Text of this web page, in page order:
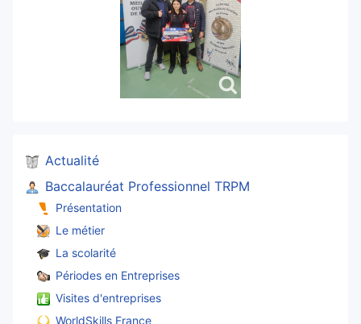
Actualité
Baccalauréat Professionnel TRPM
Présentation
Le métier
La scolarité
Périodes en Entreprises
Visites d'entreprises
WorldSkills France